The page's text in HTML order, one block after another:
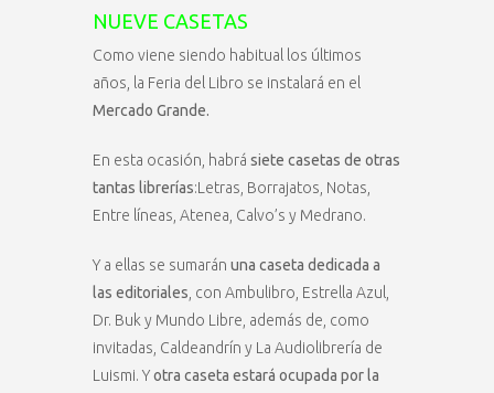
NUEVE CASETAS
Como viene siendo habitual los últimos
años, la Feria del Libro se instalará en el
Mercado Grande.
En esta ocasión, habrá siete casetas de otras
tantas librerías:Letras, Borrajatos, Notas,
Entre líneas, Atenea, Calvo’s y Medrano.
Y a ellas se sumarán una caseta dedicada a
las editoriales, con Ambulibro, Estrella Azul,
Dr. Buk y Mundo Libre, además de, como
invitadas, Caldeandrín y La Audiolibrería de
Luismi. Yotra caseta estará ocupada por la